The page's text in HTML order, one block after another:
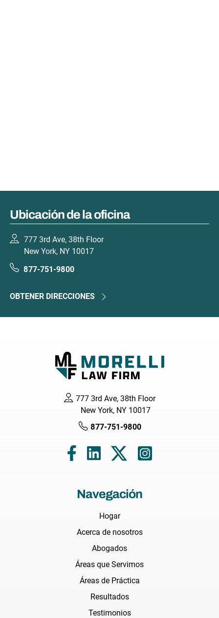
Ubicación de la oficina
777 3rd Ave, 38th Floor
New York, NY 10017
877-751-9800
OBTENER DIRECCIONES
777 3rd Ave, 38th Floor
New York, NY 10017
877-751-9800
Navegación
Hogar
Acerca de nosotros
Abogados
Áreas que Servimos
Áreas de Práctica
Resultados
Testimonios